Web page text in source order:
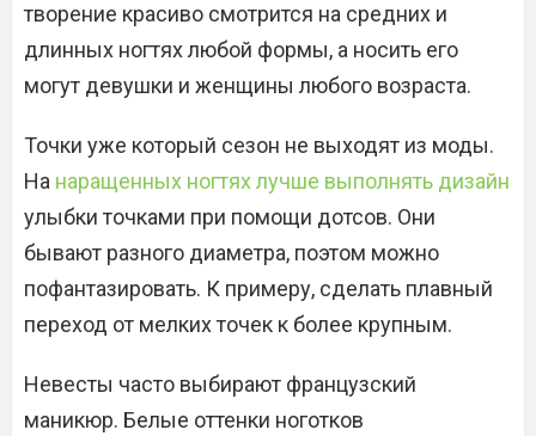
творение красиво смотрится на средних и
длинных ногтях любой формы, а носить его
могут девушки и женщины любого возраста.
Точки уже который сезон не выходят из моды.
На наращенных ногтях лучше выполнять дизайн
улыбки точками при помощи дотсов. Они
бывают разного диаметра, поэтом можно
пофантазировать. К примеру, сделать плавный
переход от мелких точек к более крупным.
Невесты часто выбирают французский
маникюр. Белые оттенки ноготков